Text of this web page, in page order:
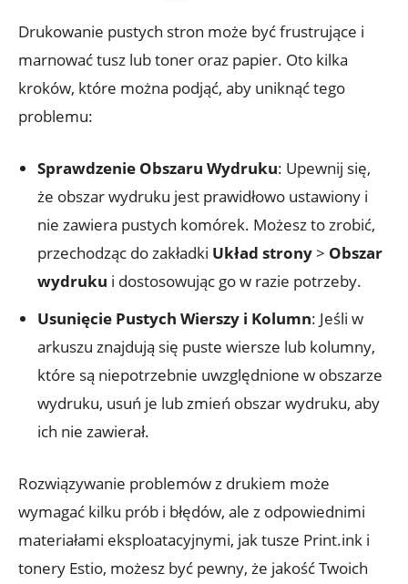
Drukowanie pustych stron może być frustrujące i
marnować tusz lub toner oraz papier. Oto kilka
kroków, które można podjąć, aby uniknąć tego
problemu:
Sprawdzenie Obszaru Wydruku: Upewnij się,
że obszar wydruku jest prawidłowo ustawiony i
nie zawiera pustych komórek. Możesz to zrobić,
przechodząc do zakładki Układ strony> Obszar
wydruku i dostosowując go w razie potrzeby.
Usunięcie Pustych Wierszy i Kolumn: Jeśli w
arkuszu znajdują się puste wiersze lub kolumny,
które są niepotrzebnie uwzględnione w obszarze
wydruku, usuń je lub zmień obszar wydruku, aby
ich nie zawierał.
Rozwiązywanie problemów z drukiem może
wymagać kilku prób i błędów, ale z odpowiednimi
materiałami eksploatacyjnymi, jak tusze Print.ink i
tonery Estio, możesz być pewny, że jakość Twoich